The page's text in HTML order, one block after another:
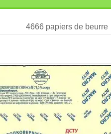
4666 papiers de beurre